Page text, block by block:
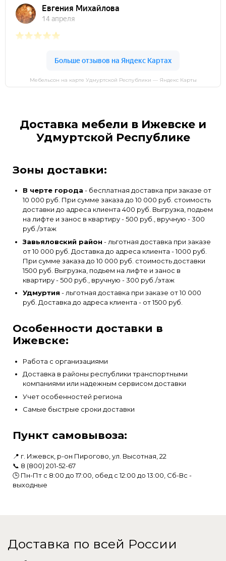
Мебельсон на карте Удмуртской Республики — Яндекс Карты
Доставка мебели в Ижевске и
Удмуртской Республике
Зоны доставки:
В черте города - бесплатная доставка при заказе от
10 000 руб. При сумме заказа до 10 000 руб. стоимость
доставки до адреса клиента 400 руб. Выгрузка, подьем
на лифте и занос в квартиру - 500 руб., вручную - 300
руб./этаж
Завьяловский район - льготная доставка при заказе
от 10 000 руб. Доставка до адреса клиента - 1000 руб.
При сумме заказа до 10 000 руб. стоимость доставки
1500 руб. Выгрузка, подьем на лифте и занос в
квартиру - 500 руб., вручную - 300 руб./этаж
Удмуртия - льготная доставка при заказе от 10 000
руб. Доставка до адреса клиента - от 1500 руб.
Особенности доставки в
Ижевске:
Работа с организациями
Доставка в районы республики транспортными
компаниями или надежным сервисом доставки
Учет особенностей региона
Самые быстрые сроки доставки
Пункт самовывоза:
📍 г. Ижевск, р-он Пирогово, ул. Высотная, 22
📞 8 (800) 201-52-67
🕒 Пн-Пт с 8:00 до 17:00, обед с 12:00 до 13:00, Сб-Вс -
выходные
Доставка по всей России